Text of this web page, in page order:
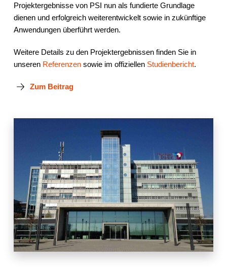
Projektergebnisse von PSI nun als fundierte Grundlage
dienen und erfolgreich weiterentwickelt sowie in zukünftige
Anwendungen überführt werden.
Weitere Details zu den Projektergebnissen finden Sie in
unseren Referenzensowie im offiziellen Studienbericht.
Zum Beitrag